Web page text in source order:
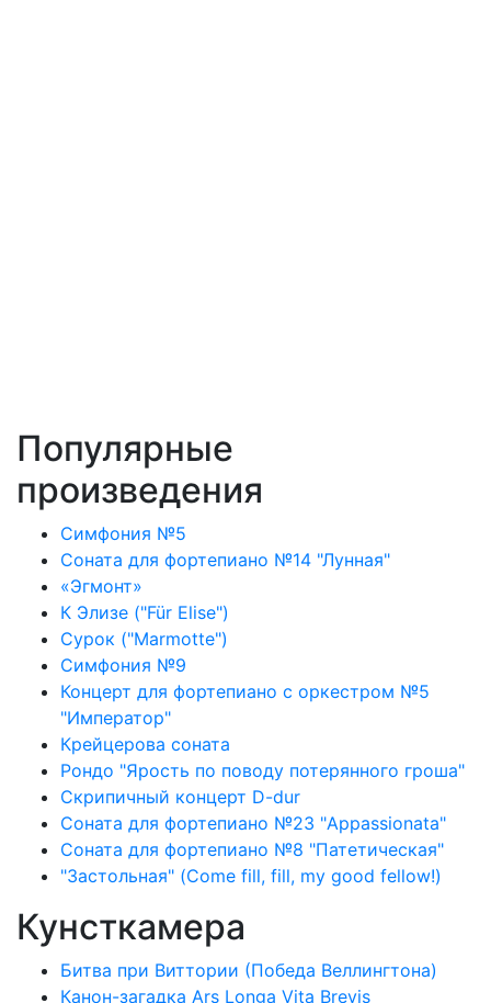
Популярные
произведения
Симфония №5
Соната для фортепиано №14 "Лунная"
«Эгмонт»
К Элизе ("Für Elise")
Сурок ("Marmotte")
Симфония №9
Концерт для фортепиано с оркестром №5
"Император"
Крейцерова соната
Рондо "Ярость по поводу потерянного гроша"
Скрипичный концерт D-dur
Соната для фортепиано №23 "Appassionata"
Соната для фортепиано №8 "Патетическая"
"Застольная" (Come fill, fill, my good fellow!)
Кунсткамера
Битва при Виттории (Победа Веллингтона)
Канон-загадка Ars Longa Vita Brevis